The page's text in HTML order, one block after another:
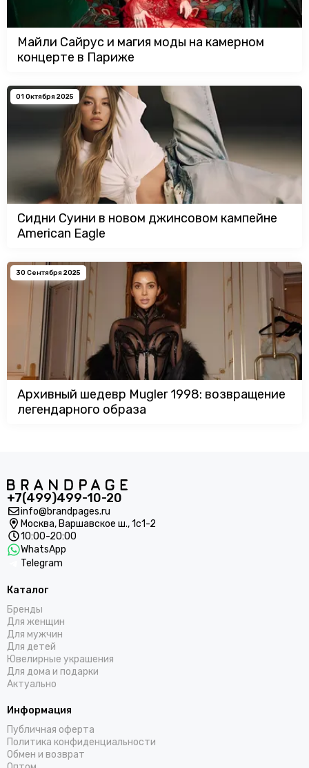
Майли Сайрус и магия моды на камерном
концерте в Париже
01 Октября 2025
Сидни Суини в новом джинсовом кампейне
American Eagle
30 Сентября 2025
Архивный шедевр Mugler 1998: возвращение
легендарного образа
+7(499)499-10-20
info@brandpages.ru
Москва, Варшавское ш., 1с1-2
10:00-20:00
WhatsApp
Telegram
Каталог
Бренды
Для женщин
Для мужчин
Для детей
Ювелирные украшения
Для дома и подарки
Актуально
Информация
Публичная оферта
Политика конфиденциальности
Обмен и возврат